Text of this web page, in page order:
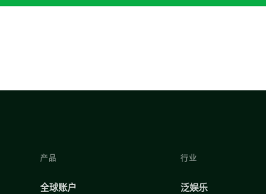
产品
全球账户
行业
泛娱乐